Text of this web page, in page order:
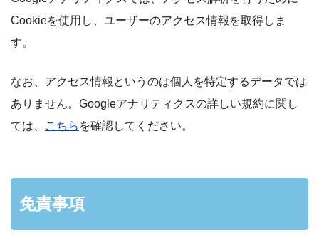
Cookieを使用し、ユーザーのアクセス情報を取得しま
す。
なお、アクセス情報というのは個人を特定するデータでは
ありません。Googleアナリティクスの詳しい規約に関し
ては、
こちら を確認してください。
免責事項